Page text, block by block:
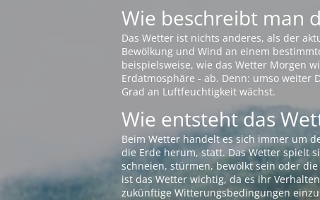
Wie beschreibt man
Das Wetter ist nichts anderes, als der
Bewölkung und Wind an einem
beispielsweise, wie das Wetter Morgen
Erdatmosphäre - ab. Denn: umso weiter
Grad an Luftfeuchtigkeit wächst.
Wie entsteht das
Beim Wetter handelt es sich immer um
die Erde herum, statt. Das Wetter spielt
schneien, stürmen, bewölkt sein oder
ist das Wetter wichtig, da es ihr
zukünftige Witterungsbedingungen